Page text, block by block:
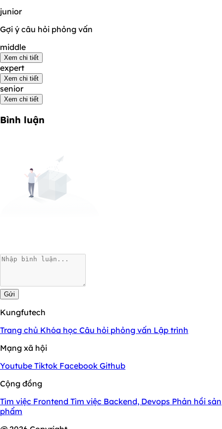
junior
Gợi ý câu hỏi phỏng vấn
middle
Xem chi tiết
expert
Xem chi tiết
senior
Xem chi tiết
Bình luận
Gửi
Kungfutech
Trang chủ Khóa học Câu hỏi phỏng vấn Lập trình
Mạng xã hội
Youtube Tiktok Facebook Github
Cộng đồng
Tìm việc Frontend Tìm việc Backend, Devops Phản hồi sản
phẩm